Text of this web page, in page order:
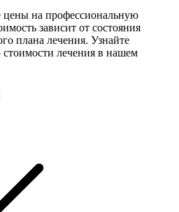
на профессиональную
зависит от состояния
плана лечения. Узнайте
лечения в нашем